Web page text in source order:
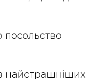
посольство
найстрашніших